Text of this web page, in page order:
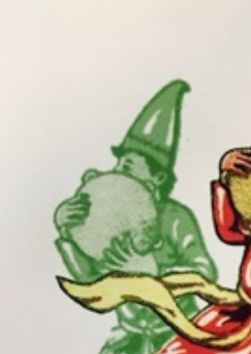
ترمیم کننده 23 روزه ساخت!
کلیک کن!